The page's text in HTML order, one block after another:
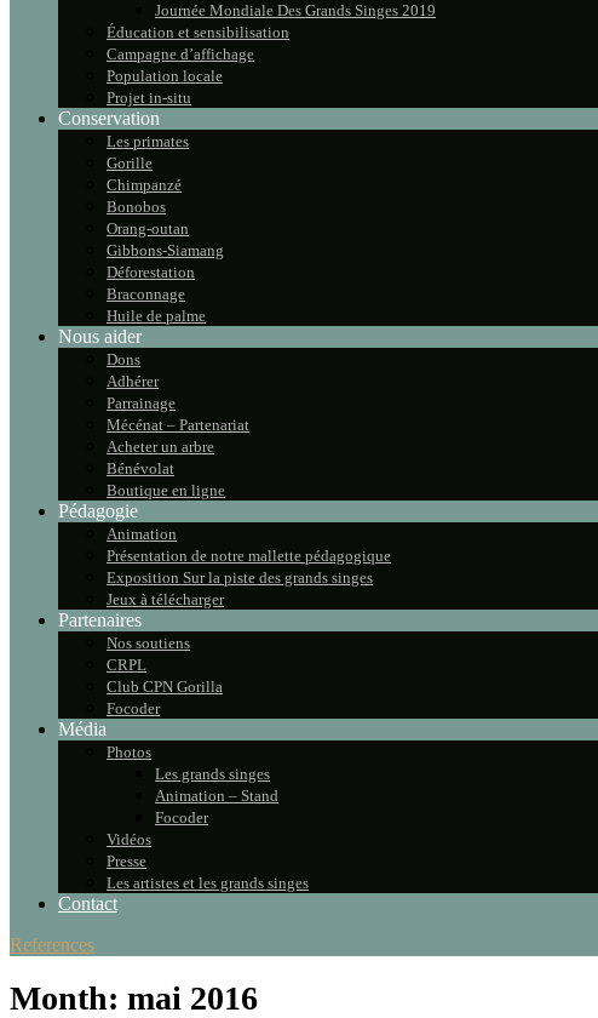
Journée Mondiale Des Grands Singes 2019
Éducation et sensibilisation
Campagne d’affichage
Population locale
Projet in-situ
Conservation
Les primates
Gorille
Chimpanzé
Bonobos
Orang-outan
Gibbons-Siamang
Déforestation
Braconnage
Huile de palme
Nous aider
Dons
Adhérer
Parrainage
Mécénat – Partenariat
Acheter un arbre
Bénévolat
Boutique en ligne
Pédagogie
Animation
Présentation de notre mallette pédagogique
Exposition Sur la piste des grands singes
Jeux à télécharger
Partenaires
Nos soutiens
CRPL
Club CPN Gorilla
Focoder
Média
Photos
Les grands singes
Animation – Stand
Focoder
Vidéos
Presse
Les artistes et les grands singes
Contact
References
Month: mai 2016